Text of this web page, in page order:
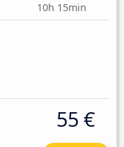
10h 15min
55 €